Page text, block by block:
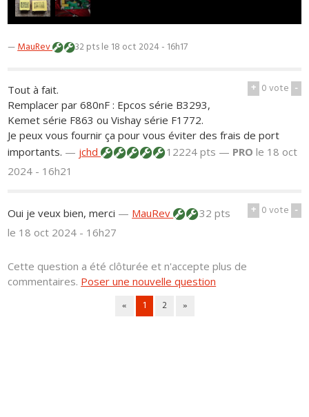
—MauRev 32 ptsle 18 oct 2024 - 16h17
+ 0vote -
Tout à fait.
Remplacer par 680nF : Epcos série B3293,
Kemet série F863 ou Vishay série F1772.
Je peux vous fournir ça pour vous éviter des frais de port
importants. — jchd 12224 pts — PRO le 18 oct
2024 - 16h21
+ 0vote -
Oui je veux bien, merci — MauRev
32 pts
le 18 oct 2024 - 16h27
Cette question a été clôturée et n'accepte plus de
commentaires. Poser une nouvelle question
« 1 2 »